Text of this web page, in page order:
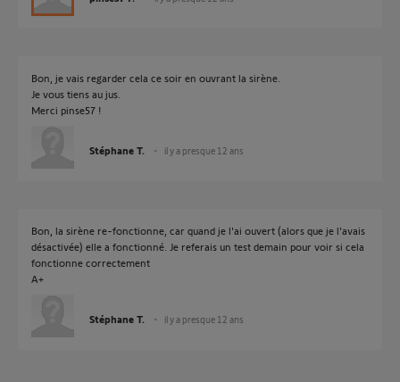
Bon, je vais regarder cela ce soir en ouvrant la sirène.
Je vous tiens au jus.
Merci pinse57 !
Stéphane T. il y a presque 12 ans
Bon, la sirène re-fonctionne, car quand je l'ai ouvert (alors que je l'avais
désactivée) elle a fonctionné. Je referais un test demain pour voir si cela
fonctionne correctement
A+
Stéphane T. il y a presque 12 ans